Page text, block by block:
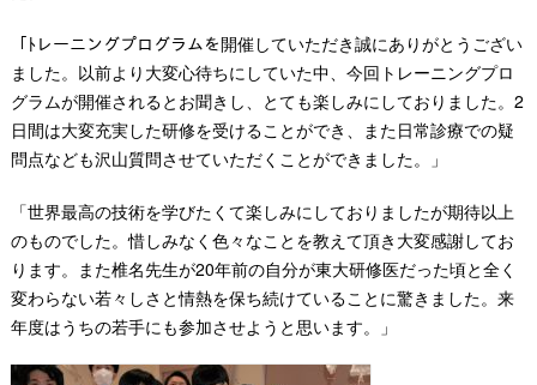
「ﾄレーニングプログラムを開催していただき誠にありがとうござい
ました。以前より大変心待ちにしていた中、今回トレーニングプロ
グラムが開催されるとお聞きし、とても楽しみにしておりました。2
日間は大変充実した研修を受けることができ、また日常診療での疑
問点なども沢山質問させていただくことができました。」
「世界最高の技術を学びたくて楽しみにしておりましたが期待以上
のものでした。惜しみなく色々なことを教えて頂き大変感謝してお
ります。また椎名先生が20年前の自分が東大研修医だった頃と全く
変わらない若々しさと情熱を保ち続けていることに驚きました。来
年度はうちの若手にも参加させようと思います。」